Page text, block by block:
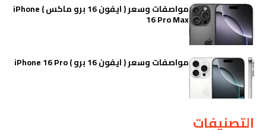
مواصفات وسعر ( ايفون 16 برو ماكس ) iPhone
16 Pro Max
مواصفات وسعر ( ايفون 16 برو ) iPhone 16 Pro
التصنيفات